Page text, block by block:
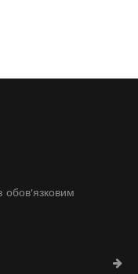
обов'язковим